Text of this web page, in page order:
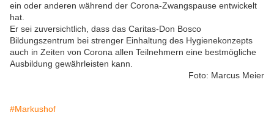
ein oder anderen während der Corona-Zwangspause entwickelt
hat.
Er sei zuversichtlich, dass das Caritas-Don Bosco
Bildungszentrum bei strenger Einhaltung des Hygienekonzepts
auch in Zeiten von Corona allen Teilnehmern eine bestmögliche
Ausbildung gewährleisten kann.
Foto: Marcus Meier
#Markushof